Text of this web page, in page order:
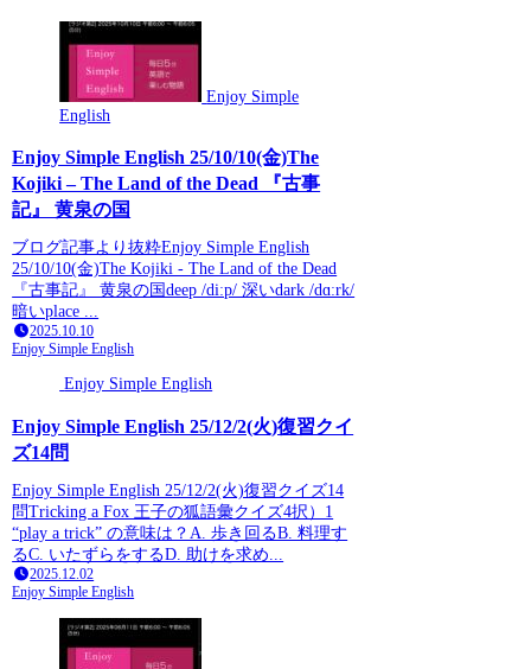
Enjoy Simple
English
Enjoy Simple English 25/10/10(金)The
Kojiki – The Land of the Dead 『古事
記』 黄泉の国
ブログ記事より抜粋Enjoy Simple English
25/10/10(金)The Kojiki - The Land of the Dead
『古事記』 黄泉の国deep /diːp/ 深いdark /dɑːrk/
暗いplace ...
2025.10.10
Enjoy Simple English
Enjoy Simple English
Enjoy Simple English 25/12/2(火)復習クイ
ズ14問
Enjoy Simple English 25/12/2(火)復習クイズ14
問Tricking a Fox 王子の狐語彙クイズ4択）1
“play a trick” の意味は？A. 歩き回るB. 料理す
るC. いたずらをするD. 助けを求め...
2025.12.02
Enjoy Simple English